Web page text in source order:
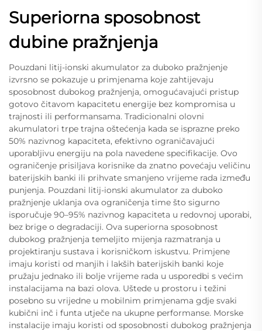
Superiorna sposobnost
dubine pražnjenja
Pouzdani litij-ionski akumulator za duboko pražnjenje
izvrsno se pokazuje u primjenama koje zahtijevaju
sposobnost dubokog pražnjenja, omogućavajući pristup
gotovo čitavom kapacitetu energije bez kompromisa u
trajnosti ili performansama. Tradicionalni olovni
akumulatori trpe trajna oštećenja kada se isprazne preko
50% nazivnog kapaciteta, efektivno ograničavajući
uporabljivu energiju na pola navedene specifikacije. Ovo
ograničenje prisiljava korisnike da znatno povećaju veličinu
baterijskih banki ili prihvate smanjeno vrijeme rada između
punjenja. Pouzdani litij-ionski akumulator za duboko
pražnjenje uklanja ova ograničenja time što sigurno
isporučuje 90–95% nazivnog kapaciteta u redovnoj uporabi,
bez brige o degradaciji. Ova superiorna sposobnost
dubokog pražnjenja temeljito mijenja razmatranja u
projektiranju sustava i korisničkom iskustvu. Primjene
imaju koristi od manjih i lakših baterijskih banki koje
pružaju jednako ili bolje vrijeme rada u usporedbi s većim
instalacijama na bazi olova. Uštede u prostoru i težini
posebno su vrijedne u mobilnim primjenama gdje svaki
kubični inč i funta utječe na ukupne performanse. Morske
instalacije imaju koristi od sposobnosti dubokog pražnjenja